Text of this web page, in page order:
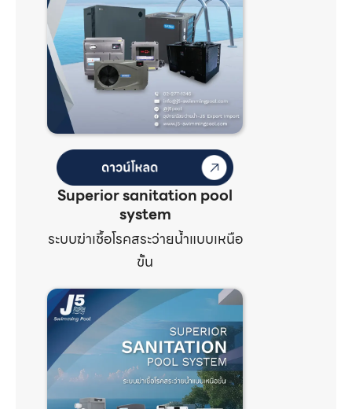
Superior sanitation pool
system
ระบบฆ่าเชื้อโรคสระว่ายน้ำแบบเหนือ
ขั้น